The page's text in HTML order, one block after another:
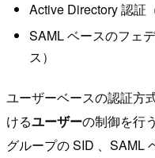
Active Directory 認証
SAML ベースのフェ
ス）
ユーザーベースの認証方
けるユーザーの制御を行
グループの SID 、SAML